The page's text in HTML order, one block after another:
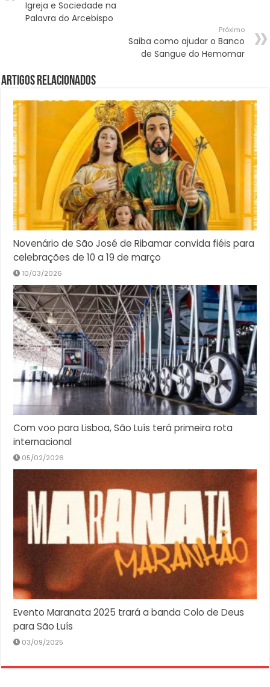
Igreja e Sociedade na
Palavra do Arcebispo
Próximo
Saiba como ajudar o Banco
de Sangue do Hemomar
Artigos Relacionados
Novenário de São José de Ribamar convida fiéis para
celebrações de 10 a 19 de março
10/03/2026
Com voo para Lisboa, São Luís terá primeira rota
internacional
05/02/2026
Evento Maranata 2025 trará a banda Colo de Deus
para São Luís
03/09/2025